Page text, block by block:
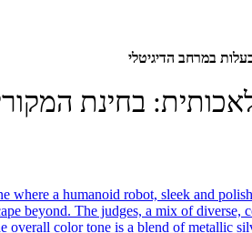
במרחב הדיגיטלי
בחינת